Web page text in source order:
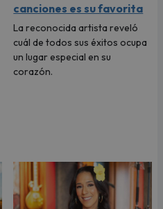
canciones es su favorita
La reconocida artista reveló
cuál de todos sus éxitos ocupa
un lugar especial en su
corazón.